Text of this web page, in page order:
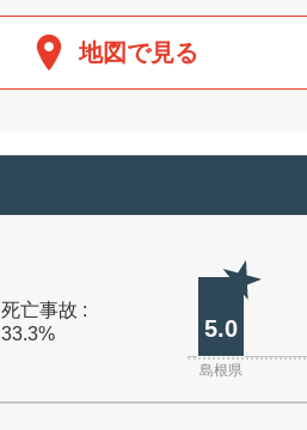
地図で見る
死亡事故 :
33.3%
5.0
島根県